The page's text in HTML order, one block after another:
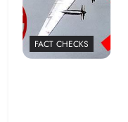
FACT CHECKS